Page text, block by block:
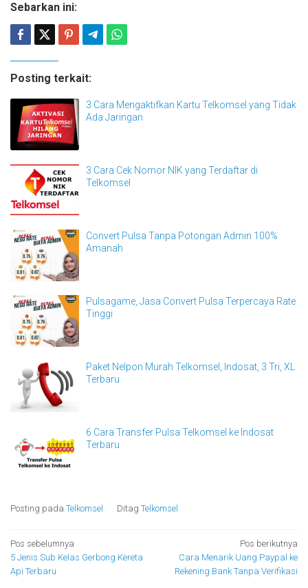
Sebarkan ini:
Posting terkait:
3 Cara Mengaktifkan Kartu Telkomsel yang Tidak
Ada Jaringan
3 Cara Cek Nomor NIK yang Terdaftar di
Telkomsel
Convert Pulsa Tanpa Potongan Admin 100%
Amanah
Pulsagame, Jasa Convert Pulsa Terpercaya Rate
Tinggi
Paket Nelpon Murah Telkomsel, Indosat, 3 Tri, XL
Terbaru
6 Cara Transfer Pulsa Telkomsel ke Indosat
Terbaru
Posting pada Telkomsel Ditag Telkomsel
Navigasi
pos
Pos sebelumnya
5 Jenis Sub Kelas Gerbong Kereta
Api Terbaru
Pos berikutnya
Cara Menarik Uang Paypal ke
Rekening Bank Tanpa Verifikasi